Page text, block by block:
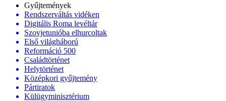
Gyűjtemények
Rendszerváltás vidéken
Digitális Roma levéltár
Szovjetunióba elhurcoltak
Első világháború
Reformáció 500
Családtörténet
Helytörténet
Középkori gyűjtemény
Pártiratok
Külügyminisztérium